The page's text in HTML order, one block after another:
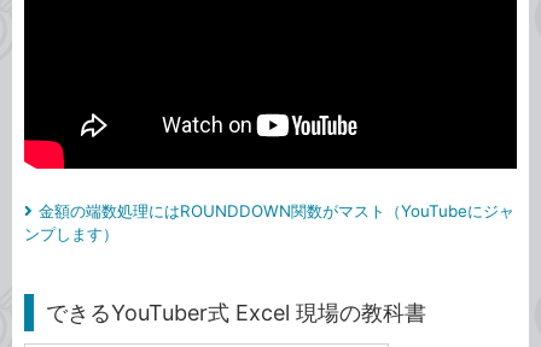
金額の端数処理にはROUNDDOWN関数がマスト（YouTubeにジャ
ンプします）
できるYouTuber式 Excel 現場の教科書